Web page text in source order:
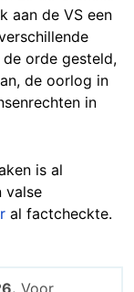
aan de VS een
orde gesteld,
de oorlog in
in
is al
valse
al factcheckte.
Voor